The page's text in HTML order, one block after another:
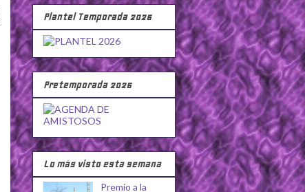
Plantel Temporada 2026
Pretemporada 2026
Lo más visto esta semana
Premio a la